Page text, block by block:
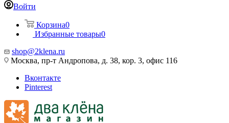
Войти
Корзина0
Избранные товары0
shop@2klena.ru
Москва, пр-т Андропова, д. 38, кор. 3, офис 116
Вконтакте
Pinterest